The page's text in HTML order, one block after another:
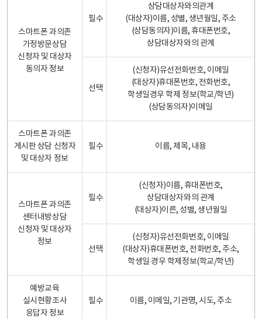
스마트폰 과의존
가정방문상담
신청자 및 대상자
동의자 정보
필수
상담대상자와의관계
(대상자)이름, 성별, 생년월일, 주소
(상담동의자)이름, 휴대폰번호,
상담대상자와의 관계
선택
(신청자)유선전화번호, 이메일
(대상자)휴대폰번호, 전화번호,
학생일경우 학제 정보(학교/학년)
(상담동의자)이메일
스마트폰 과의존
게시판 상담 신청자
및 대상자 정보
필수 이름, 제목, 내용
스마트폰 과의존
센터내방상담
신청자 및 대상자
정보
필수
(신청자)이름, 휴대폰번호,
상담대상자와의 관계
(대상자)이른, 성별, 생년월일
선택
(신청자)유선전화번호, 이메일
(대상자)휴대폰번호, 전화번호, 주소,
학생일 경우 학제정보(학교/학년)
예방교육
실시현황조사
응답자 정보
필수 이름, 이메일, 기관명, 시도, 주소